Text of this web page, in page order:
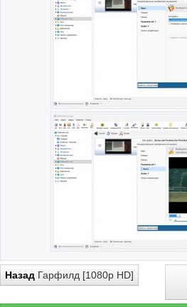
Назад Гарфилд [1080p HD]